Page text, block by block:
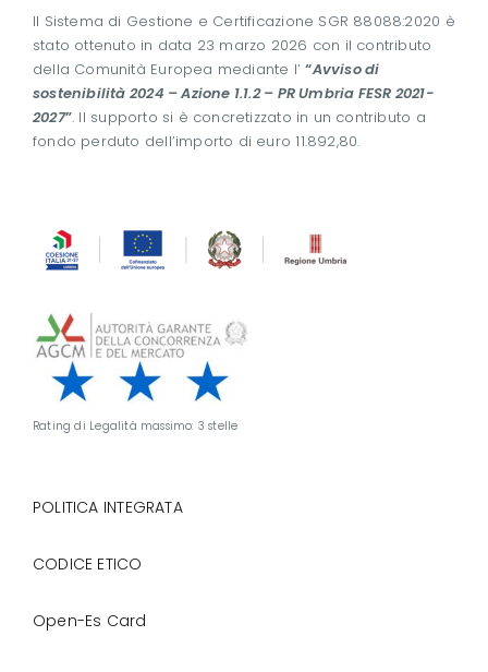
Il Sistema di Gestione e Certificazione SGR 88088:2020 è
stato ottenuto in data 23 marzo 2026 con il contributo
della Comunità Europea mediante l’“Avviso di
sostenibilità 2024 – Azione 1.1.2 – PR Umbria FESR 2021-
2027”. Il supporto si è concretizzato in un contributo a
fondo perduto dell’importo di euro 11.892,80.
Rating di Legalità massimo: 3 stelle
POLITICA INTEGRATA
CODICE ETICO
Open-Es Card